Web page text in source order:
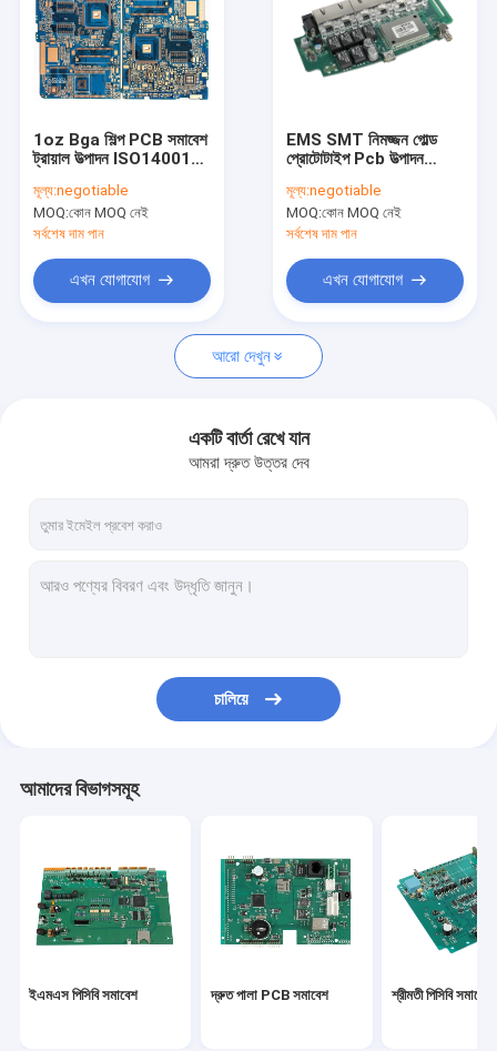
আমাদের সম্পর্কে
কারখানা ভ্রমণ
উদ্ধৃতির জন্য আবেদন
দ্রুত পালা PCB সমাবেশ
2 স্তর PCB
মেডিকেল PCBA
1oz Bga শিল্প PCB সমাবেশ
ট্রায়াল উত্পাদন ISO14001
মূল্য:negotiable
MOQ:কোন MOQ নেই
সর্বশেষ দাম পান
এখন যোগাযোগ
EMS SMT নিমজ্জন গোল্ড
প্রোটোটাইপ Pcb উত্পাদন
মূল্য:negotiable
MOQ:কোন MOQ নেই
সর্বশেষ দাম পান
এখন যোগাযোগ
আরো দেখুন
একটি বার্তা রেখে যান
আমরা দ্রুত উত্তর দেব
চালিয়ে
আমাদের বিভাগসমূহ
ইএমএস পিসিবি সমাবেশ দ্রুত পালা PCB সমাবেশ শ্রীমতী পিসিবি সমাবেশ